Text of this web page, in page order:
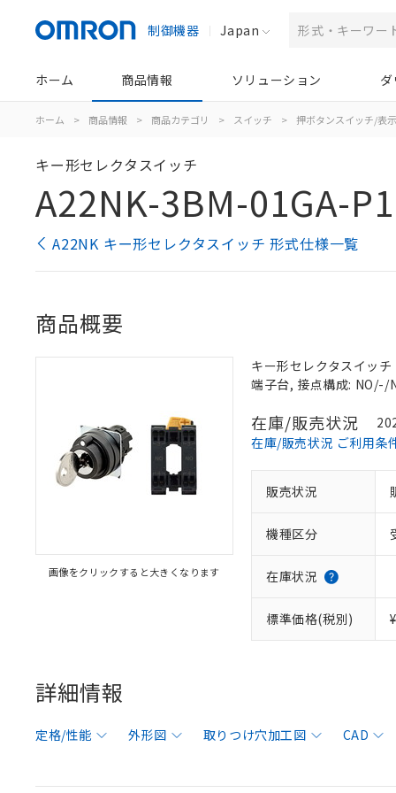
制御機器 Japan
ホーム 商品情報 ソリューション
ホーム > 商品情報 > 商品カテゴリ > スイッチ > 押ボタンスイッチ/表
キー形セレクタスイッチ
A22NK-3BM-01GA-
A22NK キー形セレクタスイッチ 形式仕様一覧
商品概要
画像をクリックすると大きくなります
キー形セレクタスイッ
端子台, 接点構成: NO/-/
在庫/販売状況
在庫/販売状況 ご利用条
販売状況
機種区分
在庫状況
標準価格(税別)
詳細情報
定格/性能 外形図 取りつけ穴加工図 CAD